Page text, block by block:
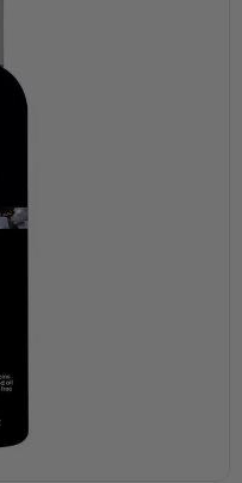
produkty do
sesji.